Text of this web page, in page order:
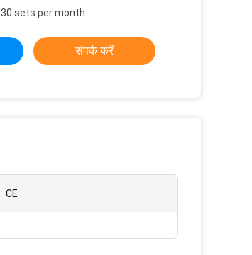
30 sets per month
संपर्क करें
CE